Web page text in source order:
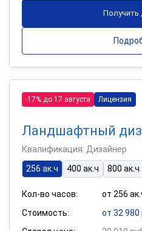
Получить
-17% до 17 августа Лицензия
Ландшафтный
Квалификация: Дизайнер
256 ак.ч
400 ак.ч 800 ак.ч
Кол-во часов:
от 256
Стоимость:
от 32 980